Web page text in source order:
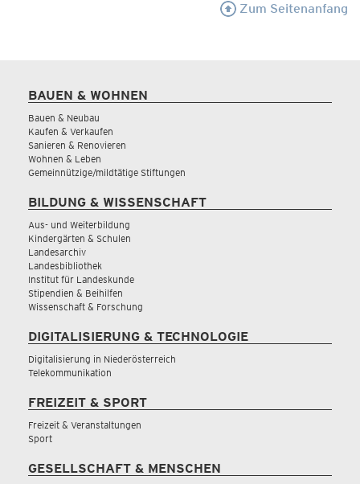
Zum Seitenanfang
BAUEN & WOHNEN
Bauen & Neubau
Kaufen & Verkaufen
Sanieren & Renovieren
Wohnen & Leben
Gemeinnützige/mildtätige Stiftungen
BILDUNG & WISSENSCHAFT
Aus- und Weiterbildung
Kindergärten & Schulen
Landesarchiv
Landesbibliothek
Institut für Landeskunde
Stipendien & Beihilfen
Wissenschaft & Forschung
DIGITALISIERUNG & TECHNOLOGIE
Digitalisierung in Niederösterreich
Telekommunikation
FREIZEIT & SPORT
Freizeit & Veranstaltungen
Sport
GESELLSCHAFT & MENSCHEN